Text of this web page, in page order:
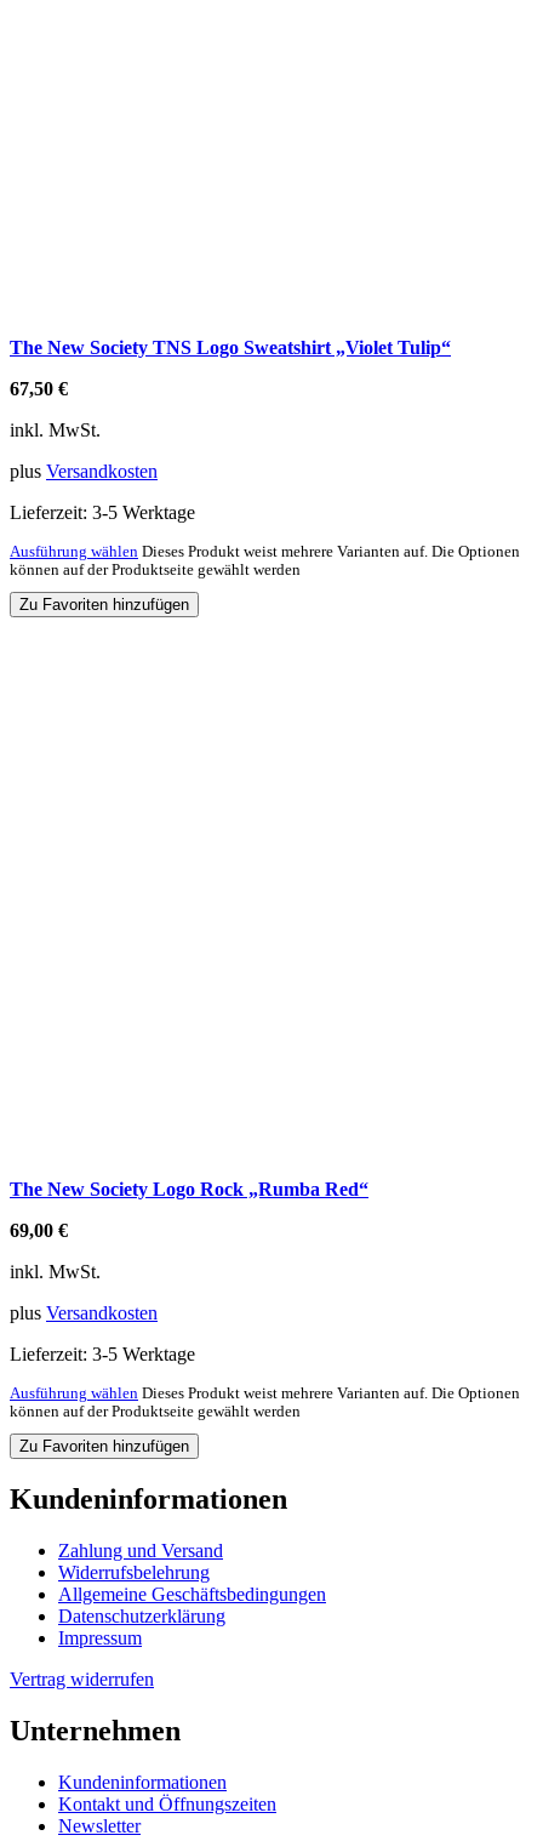
The New Society TNS Logo Sweatshirt „Violet Tulip“
67,50 €
inkl. MwSt.
plus Versandkosten
Lieferzeit: 3-5 Werktage
Ausführung wählen Dieses Produkt weist mehrere Varianten auf. Die Optionen
können auf der Produktseite gewählt werden
Zu Favoriten hinzufügen
The New Society Logo Rock „Rumba Red“
69,00 €
inkl. MwSt.
plus Versandkosten
Lieferzeit: 3-5 Werktage
Ausführung wählen Dieses Produkt weist mehrere Varianten auf. Die Optionen
können auf der Produktseite gewählt werden
Zu Favoriten hinzufügen
Kundeninformationen
Zahlung und Versand
Widerrufsbelehrung
Allgemeine Geschäftsbedingungen
Datenschutzerklärung
Impressum
Vertrag widerrufen
Unternehmen
Kundeninformationen
Kontakt und Öffnungszeiten
Newsletter